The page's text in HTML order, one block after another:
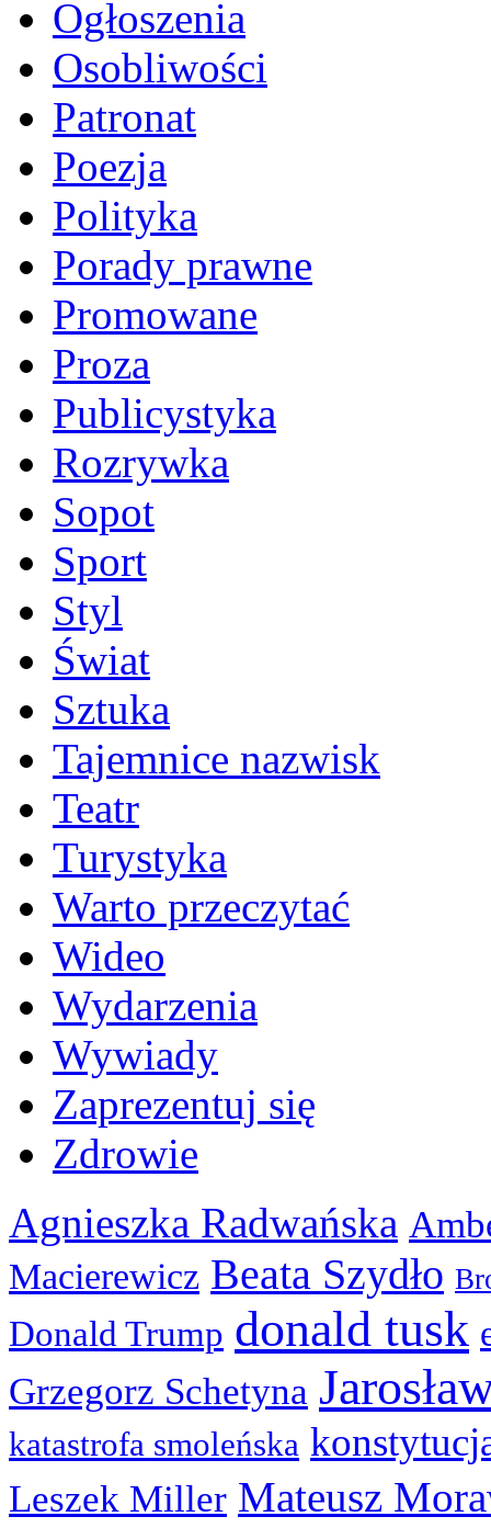
Ogłoszenia
Osobliwości
Patronat
Poezja
Polityka
Porady prawne
Promowane
Proza
Publicystyka
Rozrywka
Sopot
Sport
Styl
Świat
Sztuka
Tajemnice nazwisk
Teatr
Turystyka
Warto przeczytać
Wideo
Wydarzenia
Wywiady
Zaprezentuj się
Zdrowie
Agnieszka Radwańska
Macierewicz Beata Szydło
Donald Trump donald tusk
Grzegorz Schetyna
katastrofa smoleńska
Leszek Miller Mateusz